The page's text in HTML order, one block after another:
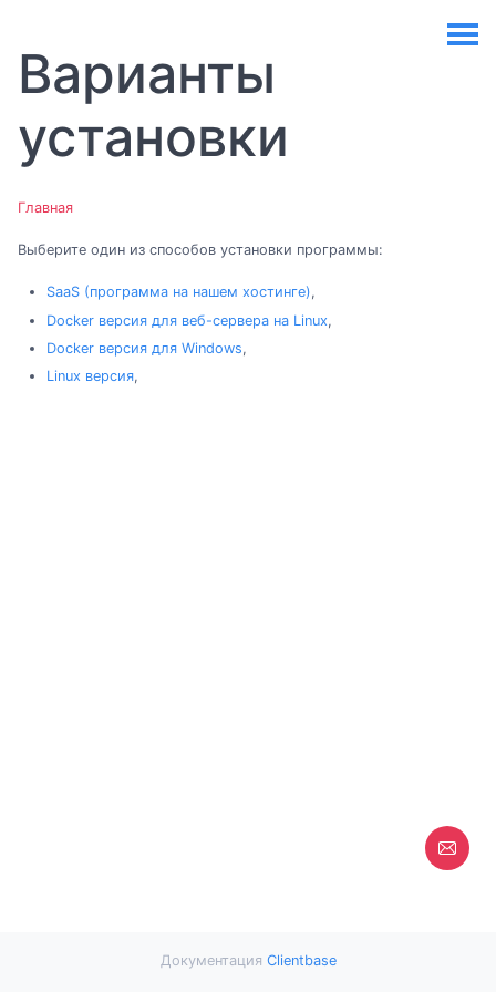
Варианты
установки
Главная
Выберите один из способов установки программы:
SaaS (программа на нашем хостинге),
Docker версия для веб-сервера на Linux,
Docker версия для Windows,
Linux версия,
Документация Clientbase